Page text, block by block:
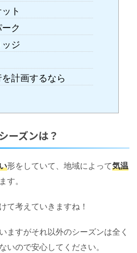
ト
ク
ッジ
計画するなら
ーズンは？
形をしていて、地域によって気温
ます。
て考えていきますね！
ますがそれ以外のシーズンは全く
いので安心してください。